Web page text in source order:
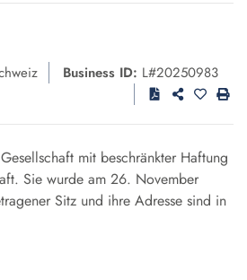
Business ID: L#20250983
mit beschränkter Haftung
. Sie wurde am 26. November
Sitz und ihre Adresse sind in